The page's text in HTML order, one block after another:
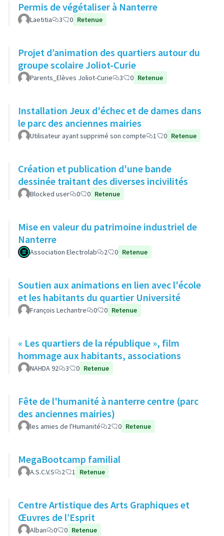
Permis de végétaliser à Nanterre
Laetitia 3 0 Retenue
Projet d’animation des quartiers autour du
groupe scolaire Joliot-Curie
Parents_Elèves Joliot-Curie 3 0 Retenue
Installation Jeux d'échec et de dames dans
le parc des anciennes mairies
Utilisateur ayant supprimé son compte 1 0 Retenue
Création et publication d'une bande
dessinée traitant des diverses incivilités
Blocked user 0 0 Retenue
Mise en valeur du patrimoine industriel de
Nanterre
Association Electrolab 2 0 Retenue
Soutien aux animations en lien avec l'école
et les habitants du quartier Université
François Lechantre 0 0 Retenue
« Les quartiers de la république », film
hommage aux habitants, associations
NAHDA 92 3 0 Retenue
Fête de l'humanité à nanterre centre (parc
des anciennes mairies)
les amies de l'Humanité 2 0 Retenue
MegaBootcamp familial
A.S.C.V.S 2 1 Retenue
Centre Artistique des Arts Graphiques et
Œuvres de l’Esprit
Alban 0 0 Retenue